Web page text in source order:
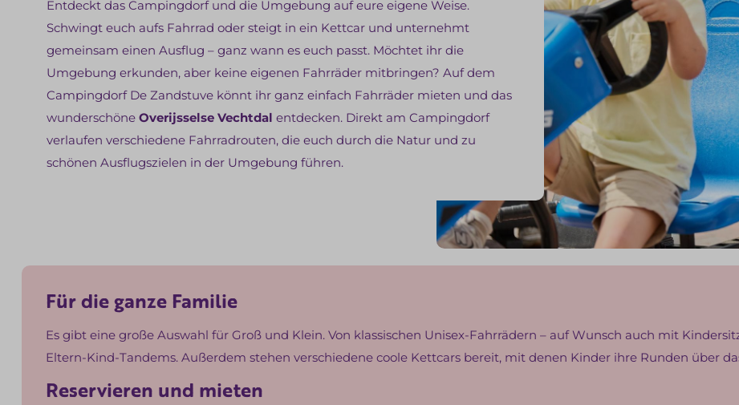
Entdeckt das Campingdorf und die Umgebung auf eure eigene Weise.
Schwingt euch aufs Fahrrad oder steigt in ein Kettcar und unternehmt
gemeinsam einen Ausflug – ganz wann es euch passt. Möchtet ihr die
Umgebung erkunden, aber keine eigenen Fahrräder mitbringen? Auf dem
Campingdorf De Zandstuve könnt ihr ganz einfach Fahrräder mieten und das
wunderschöneOverijsselse Vechtdal entdecken. Direkt am Campingdorf
verlaufen verschiedene Fahrradrouten, die euch durch die Natur und zu
schönen Ausflugszielen in der Umgebung führen.
Für die ganze Familie
Es gibt eine große Auswahl für Groß und Klein. Von klassischen Unisex-Fahrrädern – auf Wunsch auch mit
Eltern-Kind-Tandems. Außerdem stehen verschiedene coole Kettcars bereit, mit denen Kinder ihre Runden über
Reservieren und mieten